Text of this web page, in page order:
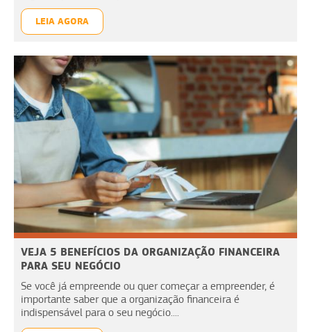
LEIA AGORA
VEJA 5 BENEFÍCIOS DA ORGANIZAÇÃO FINANCEIRA
PARA SEU NEGÓCIO
Se você já empreende ou quer começar a empreender, é
importante saber que a organização financeira é
indispensável para o seu negócio....